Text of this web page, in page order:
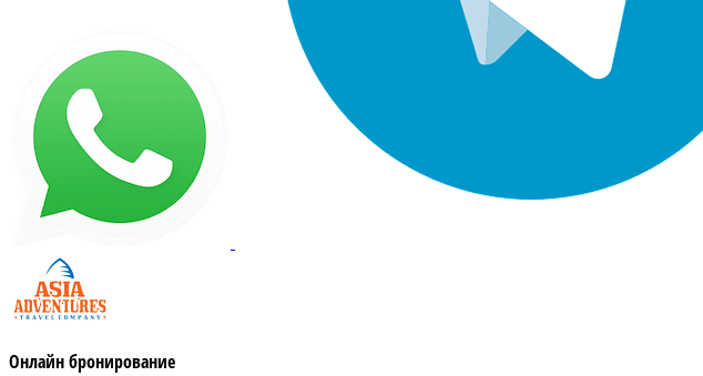
Онлайн бронирование